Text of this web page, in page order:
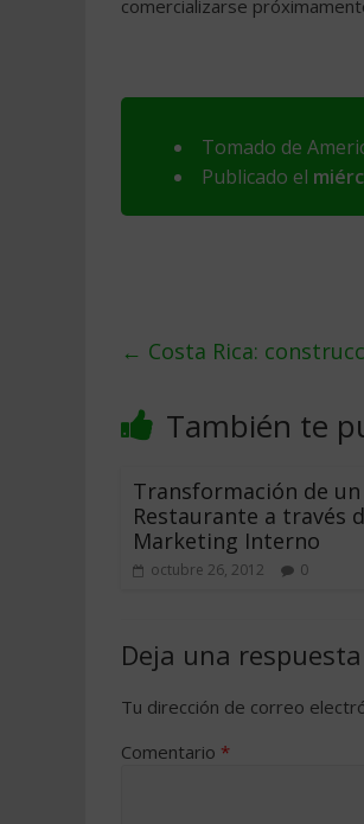
comercializarse
Tomado de
Publicado el
← Costa Rica:
También te
Transformación de un
Restaurante a través
Marketing Interno
octubre 26, 2012 0
Deja una respuesta
Tu dirección de correo
Comentario *